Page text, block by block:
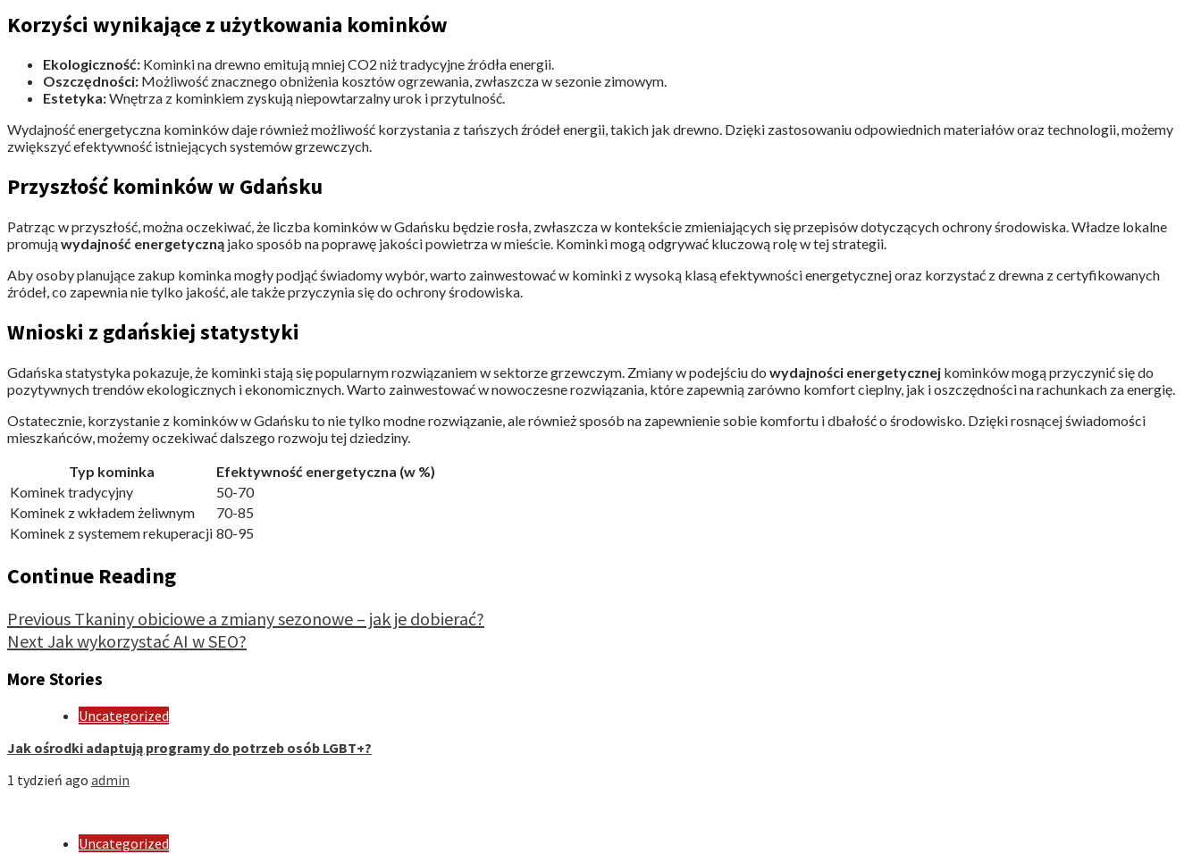
Korzyści wynikające z użytkowania kominków
Ekologiczność: Kominki na drewno emitują mniej CO2 niż tradycyjne źródła energii.
Oszczędności: Możliwość znacznego obniżenia kosztów ogrzewania, zwłaszcza w sezonie zimowym.
Estetyka:Wnętrza z kominkiem zyskują niepowtarzalny urok i przytulność.
Wydajność energetyczna kominków daje również możliwość korzystania z tańszych źródeł energii, takich jak drewno. Dzięki zastosowaniu odpowiednich materiałów oraz technologii, możemy
zwiększyć efektywność istniejących systemów grzewczych.
Przyszłość kominków w Gdańsku
Patrząc w przyszłość, można oczekiwać, że liczba kominków w Gdańsku będzie rosła, zwłaszcza w kontekście zmieniających się przepisów dotyczących ochrony środowiska. Władze lokalne
promująwydajność energetyczną jako sposób na poprawę jakości powietrza w mieście. Kominki mogą odgrywać kluczową rolę w tej strategii.
Aby osoby planujące zakup kominka mogły podjąć świadomy wybór, warto zainwestować w kominki z wysoką klasą efektywności energetycznej oraz korzystać z drewna z certyfikowanych
źródeł, co zapewnia nie tylko jakość, ale także przyczynia się do ochrony środowiska.
Wnioski z gdańskiej statystyki
Gdańska statystyka pokazuje, że kominki stają się popularnym rozwiązaniem w sektorze grzewczym. Zmiany w podejściu do wydajności energetycznej kominków mogą przyczynić się do
pozytywnych trendów ekologicznych i ekonomicznych. Warto zainwestować w nowoczesne rozwiązania, które zapewnią zarówno komfort cieplny, jak i oszczędności na rachunkach za energię.
Ostatecznie, korzystanie z kominków w Gdańsku to nie tylko modne rozwiązanie, ale również sposób na zapewnienie sobie komfortu i dbałość o środowisko. Dzięki rosnącej świadomości
mieszkańców, możemy oczekiwać dalszego rozwoju tej dziedziny.
Typ kominka
Efektywność energetyczna (w %)
Kominek tradycyjny
50-70
Kominek z wkładem żeliwnym
70-85
Kominek z systemem rekuperacji 80-95
Continue Reading
Previous Tkaniny obiciowe a zmiany sezonowe – jak je dobierać?
Next Jak wykorzystać AI w SEO?
More Stories
Uncategorized
Jak ośrodki adaptują programy do potrzeb osób LGBT+?
1 tydzień ago admin
Uncategorized